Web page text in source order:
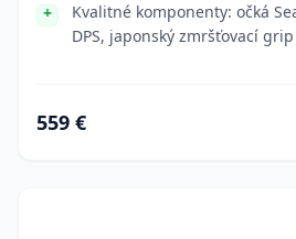
Kvalitné komponenty: očká
DPS, japonský zmršťovací grip
559 €